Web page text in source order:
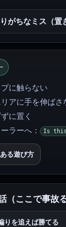
がちなミス（置
に触らない
アに手を伸ばさ
に置く
ラーへ：
Is
る遊び方
（ここで事故
りを追えば勝てる